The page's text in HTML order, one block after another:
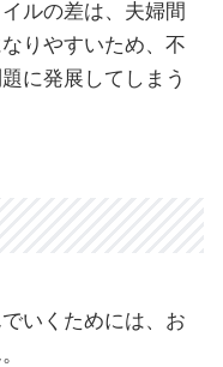
ルの差は、夫婦間
りやすいため、不
に発展してしまう
いくためには、お